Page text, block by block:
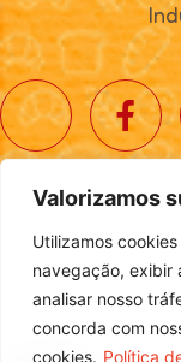
Valorizamos
Utilizamos
navegação, exibir
analisar nosso
concorda com
cookies. Política
© 2025. Realta
Política de